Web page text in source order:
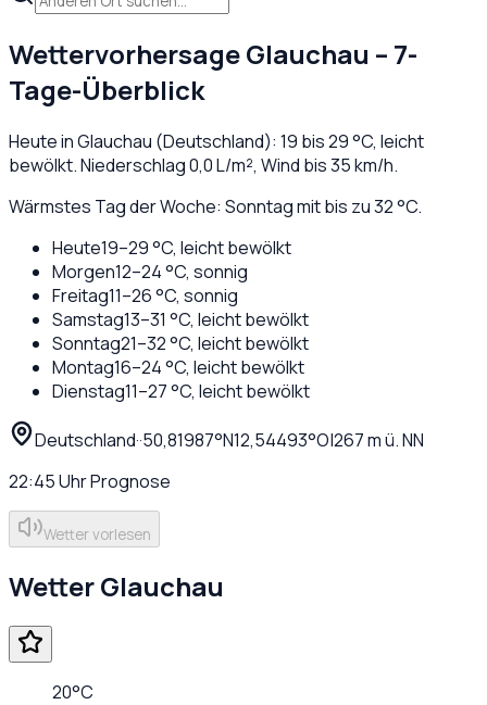
WettervorhersageGlauchau – 7-
Tage-Überblick
Heute inGlauchau (Deutschland): 19 bis29°C, leicht
bewölkt. Niederschlag0,0L/m², Wind bis35km/h.
Wärmstes Tag der Woche: Sonntag mit bis zu 32 °C.
Heute19–29°C, leicht bewölkt
Morgen12–24°C, sonnig
Freitag11–26°C, sonnig
Samstag13–31 °C, leicht bewölkt
Sonntag21–32°C, leicht bewölkt
Montag16–24°C, leicht bewölkt
Dienstag11–27°C, leicht bewölkt
Deutschland··50,81987°N12,54493°O|267m ü. NN
22:45UhrPrognose
Wetter vorlesen
WetterGlauchau
20°C